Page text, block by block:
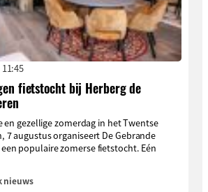
fietstocht bij Herberg de
en gezellige zomerdag in het Twentse
7 augustus organiseert De Gebrande
populaire zomerse fietstocht. Eén
nieuws